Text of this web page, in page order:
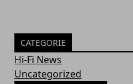
CATEGORIE
Hi-Fi News
Uncategorized